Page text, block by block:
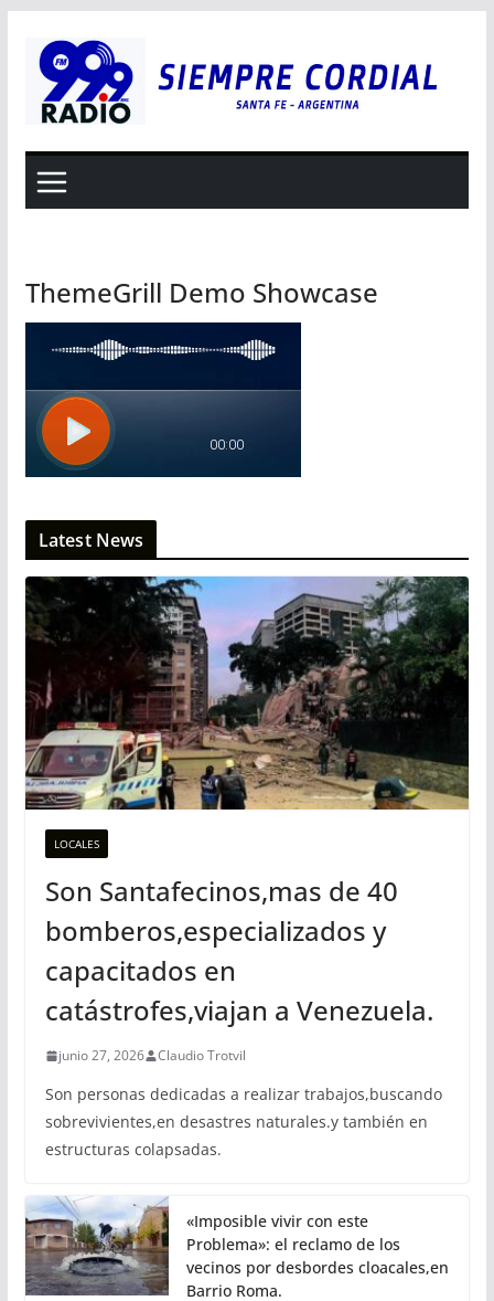
contenido
ThemeGrill Demo Showcase
Latest News
LOCALES
Son Santafecinos,mas de 40
bomberos,especializados y
capacitados en
catástrofes,viajan a Venezuela.
junio 27, 2026 Claudio Trotvil
Son personas dedicadas a realizar trabajos,buscando
sobrevivientes,en desastres naturales.y también en
estructuras colapsadas.
«Imposible vivir con este
Problema»: el reclamo de los
vecinos por desbordes cloacales,en
Barrio Roma.